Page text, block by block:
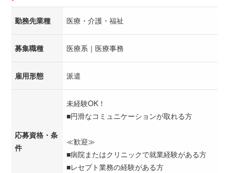
勤務先業種 医療・介護・福祉
募集職種 医療系｜医療事務
雇用形態 派遣
応募資格・条
件
未経験OK！
■円滑なコミュニケーションが取れる方
≪歓迎≫
■病院またはクリニックで就業経験がある方
■レセプト業務の経験がある方